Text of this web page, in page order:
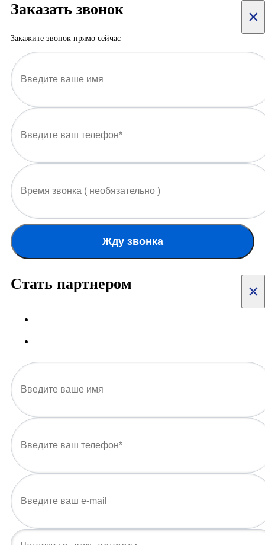
×
Заказать звонок
Закажите звонок прямо сейчас
Жду звонка
×
Стать партнером